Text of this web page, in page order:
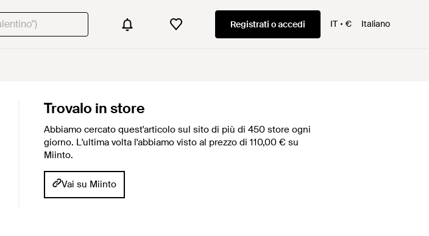
Registrati o accedi IT € Italiano
Trovalo in store
Abbiamo cercato quest'articolo sul sito di più di 450 store ogni
giorno. L'ultima volta l'abbiamo visto al prezzo di 110,00 € su
Miinto.
Vai su Miinto